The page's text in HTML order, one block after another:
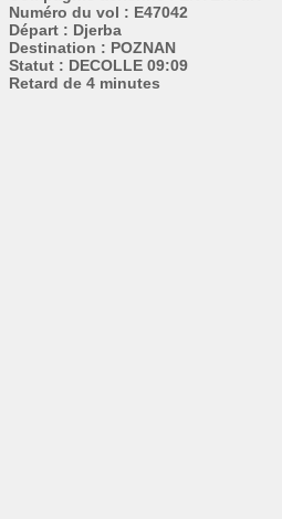
Numéro du vol : E47042
Départ : Djerba
Destination : POZNAN
Statut : DECOLLE 09:09
Retard de 4 minutes